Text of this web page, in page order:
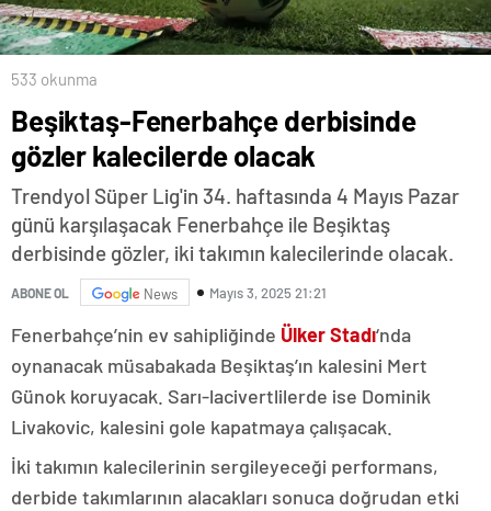
533 okunma
Beşiktaş-Fenerbahçe derbisinde
gözler kalecilerde olacak
Trendyol Süper Lig'in 34. haftasında 4 Mayıs Pazar
günü karşılaşacak Fenerbahçe ile Beşiktaş
derbisinde gözler, iki takımın kalecilerinde olacak.
ABONE OL News Mayıs 3, 2025 21:21
Fenerbahçe’nin ev sahipliğinde Ülker Stadı‘nda
oynanacak müsabakada Beşiktaş’ın kalesini Mert
Günok koruyacak. Sarı-lacivertlilerde ise Dominik
Livakovic, kalesini gole kapatmaya çalışacak.
İki takımın kalecilerinin sergileyeceği performans,
derbide takımlarının alacakları sonuca doğrudan etki